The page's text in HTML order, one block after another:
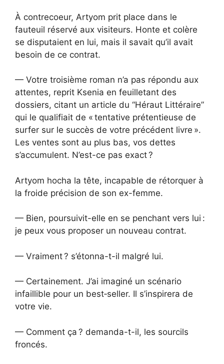
À contrecoeur, Artyom prit place dans le
fauteuil réservé aux visiteurs. Honte et colère
se disputaient en lui, mais il savait qu’il avait
besoin de ce contrat.
— Votre troisième roman n’a pas répondu aux
attentes, reprit Ksenia en feuilletant des
dossiers, citant un article du “Héraut Littéraire”
qui le qualifiait de « tentative prétentieuse de
surfer sur le succès de votre précédent livre ».
Les ventes sont au plus bas, vos dettes
s’accumulent. N’est-ce pas exact ?
Artyom hocha la tête, incapable de rétorquer à
la froide précision de son ex-femme.
— Bien, poursuivit-elle en se penchant vers lui :
je peux vous proposer un nouveau contrat.
— Vraiment ? s’étonna-t-il malgré lui.
— Certainement. J’ai imaginé un scénario
infaillible pour un best‑seller. Il s’inspirera de
votre vie.
— Comment ça ? demanda-t-il, les sourcils
froncés.